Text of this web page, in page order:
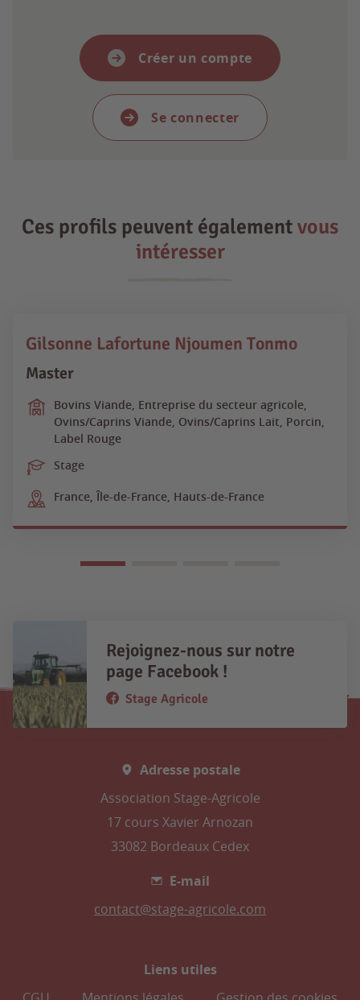
Créer un compte
Se connecter
Ces profils peuvent égalementvous
intéresser
Gilsonne Lafortune Njoumen Tonmo
Master
Bovins Viande, Entreprise du secteur agricole,
Ovins/Caprins Viande, Ovins/Caprins Lait, Porcin,
Label Rouge
Stage
France, Île-de-France, Hauts-de-France
Rejoignez-nous sur notre
page Facebook !
Stage Agricole
Adresse postale
Association Stage-Agricole
17 cours Xavier Arnozan
33082 Bordeaux Cedex
E-mail
contact@stage-agricole.com
Liens utiles